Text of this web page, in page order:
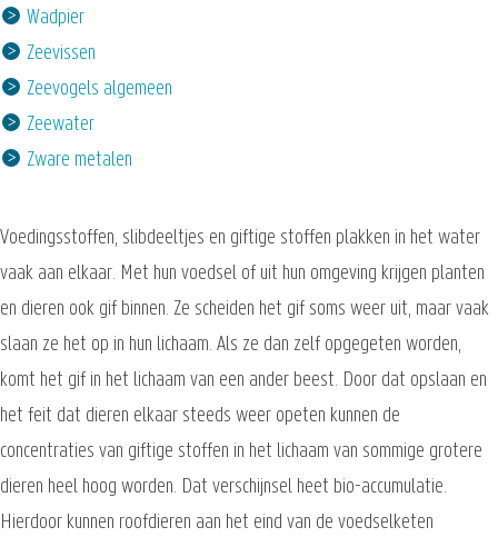
Wadpier
Zeevissen
Zeevogels algemeen
Zeewater
Zware metalen
Voedingsstoffen, slibdeeltjes en giftige stoffen plakken in het water
vaak aan elkaar. Met hun voedsel of uit hun omgeving krijgen planten
en dieren ook gif binnen. Ze scheiden het gif soms weer uit, maar vaak
slaan ze het op in hun lichaam. Als ze dan zelf opgegeten worden,
komt het gif in het lichaam van een ander beest. Door dat opslaan en
het feit dat dieren elkaar steeds weer opeten kunnen de
concentraties van giftige stoffen in het lichaam van sommige grotere
dieren heel hoog worden. Dat verschijnsel heet bio-accumulatie.
Hierdoor kunnen roofdieren aan het eind van de voedselketen